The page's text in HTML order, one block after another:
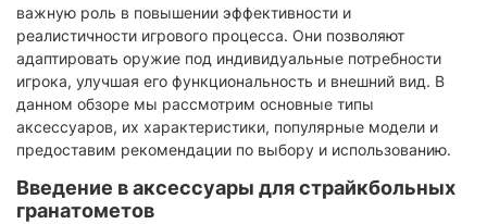
важную роль в повышении эффективности и
реалистичности игрового процесса. Они позволяют
адаптировать оружие под индивидуальные потребности
игрока, улучшая его функциональность и внешний вид. В
данном обзоре мы рассмотрим основные типы
аксессуаров, их характеристики, популярные модели и
предоставим рекомендации по выбору и использованию.​
Введение в аксессуары для страйкбольных
гранатометов